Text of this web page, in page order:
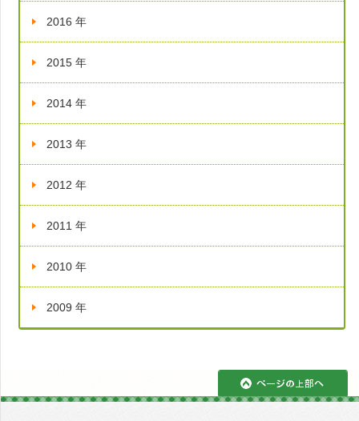
2016 年
2015 年
2014 年
2013 年
2012 年
2011 年
2010 年
2009 年